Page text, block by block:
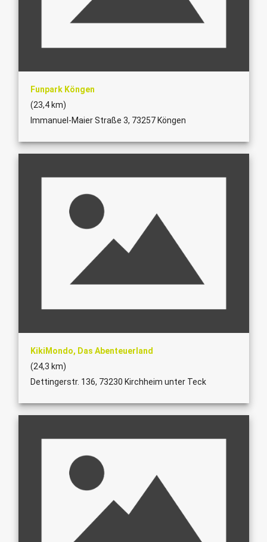
Funpark Köngen
(23,4 km)
Immanuel-Maier Straße 3, 73257 Köngen
KikiMondo, Das Abenteuerland
(24,3 km)
Dettingerstr. 136, 73230 Kirchheim unter Teck